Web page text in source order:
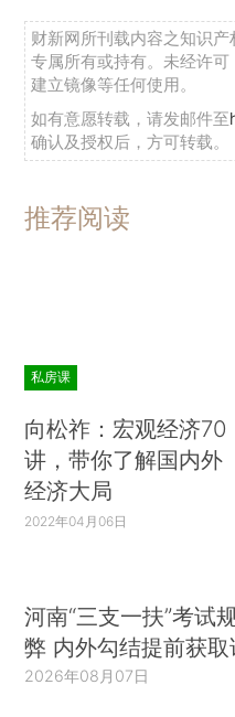
财新网所刊载内容之知识
专属所有或持有。未经许
建立镜像等任何使用。
如有意愿转载，请发邮件至
确认及授权后，方可转载。
推荐阅读
私房课
向松祚：宏观经济70
讲，带你了解国内外
经济大局
2022年04月06日
河南“三支一扶”考试
弊 内外勾结提前获取
2026年08月07日